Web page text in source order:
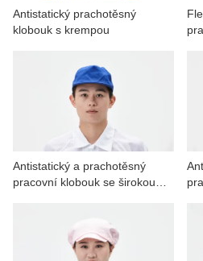
Antistatický prachotěsný
klobouk s krempou
Antistatický a prachotěsný
pracovní klobouk se širokou